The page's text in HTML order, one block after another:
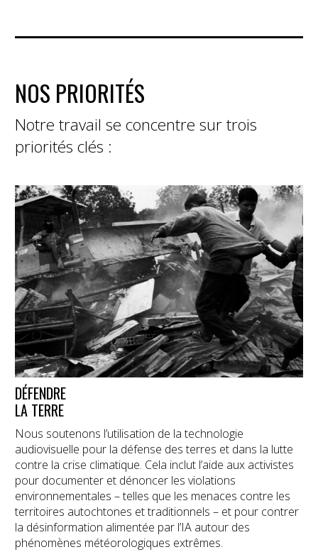
NOS PRIORITÉS
Notre travail se concentre sur trois
priorités clés :
DÉFENDRE
LA TERRE
Nous soutenons l’utilisation de la technologie
audiovisuelle pour la défense des terres et dans la lutte
contre la crise climatique. Cela inclut l’aide aux activistes
pour documenter et dénoncer les violations
environnementales – telles que les menaces contre les
territoires autochtones et traditionnels – et pour contrer
la désinformation alimentée par l’IA autour des
phénomènes météorologiques extrêmes.